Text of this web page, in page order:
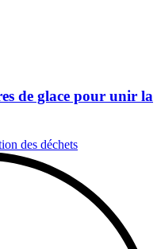
de glace pour unir la
des déchets